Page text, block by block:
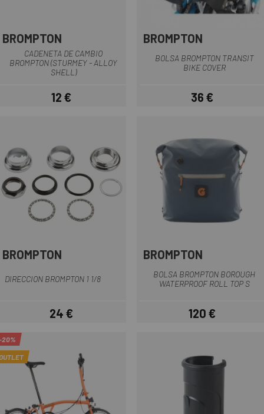
BROMPTON
CADENETA DE CAMBIO
BROMPTON (STURMEY - ALLOY
SHELL)
Precio
12 €
BROMPTON
BOLSA BROMPTON TRANSIT
BIKE COVER
Precio
36 €
BROMPTON
DIRECCION BROMPTON 1 1/8
Precio
24 €
BROMPTON
BOLSA BROMPTON BOROUGH
WATERPROOF ROLL TOP S
Precio
120 €
20%